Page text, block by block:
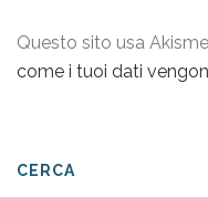
Questo sito usa
come i tuoi dati
CERCA